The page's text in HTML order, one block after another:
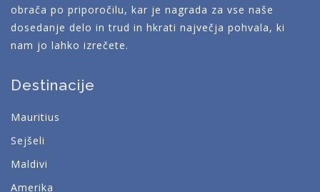
obrača po priporočilu, kar je nagrada za vse naše
dosedanje delo in trud in hkrati največja pohvala, ki
nam jo lahko izrečete.
Destinacije
Mauritius
Sejšeli
Maldivi
Amerika